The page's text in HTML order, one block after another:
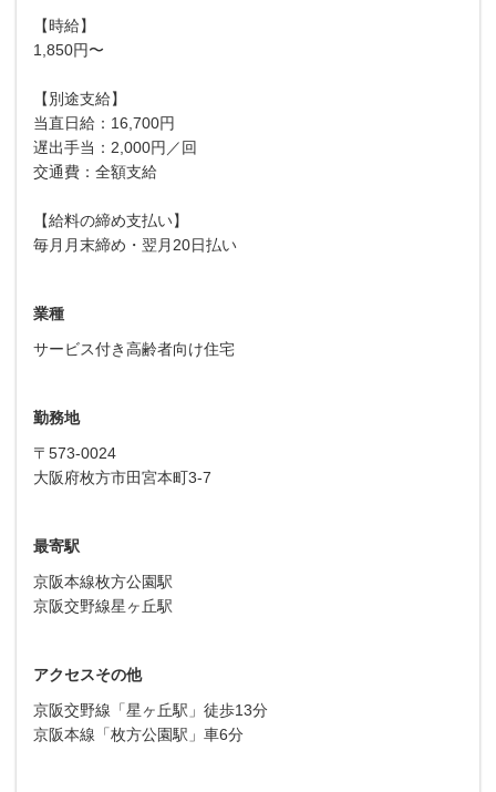
【時給】
1,850円〜
【別途支給】
当直日給：16,700円
遅出手当：2,000円／回
交通費：全額支給
【給料の締め支払い】
毎月月末締め・翌月20日払い
業種
サービス付き高齢者向け住宅
勤務地
〒573-0024
大阪府枚方市田宮本町3-7
最寄駅
京阪本線枚方公園駅
京阪交野線星ヶ丘駅
アクセスその他
京阪交野線「星ヶ丘駅」徒歩13分
京阪本線「枚方公園駅」車6分